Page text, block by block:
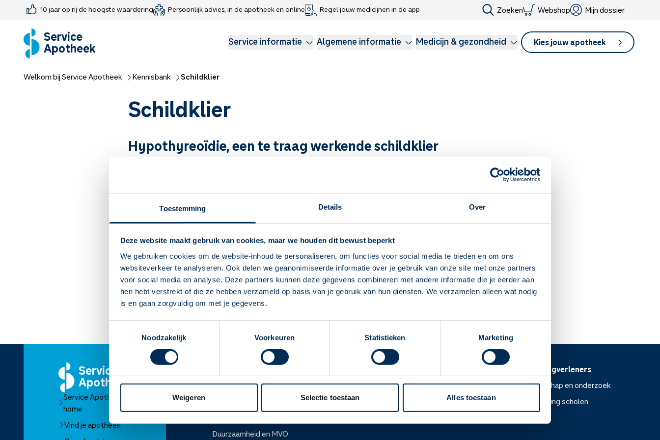
Toestemming Details Over
Deze website maakt gebruik van cookies, maar we houden dit bewust beperkt
We gebruiken cookies om de website-inhoud te personaliseren, om functies voor social media te bieden en om ons
websiteverkeer te analyseren. Ook delen we geanonimiseerde informatie over je gebruik van onze site met onze partners
voor social media en analyse. Deze partners kunnen deze gegevens combineren met andere informatie die je eerder aan
hen hebt verstrekt of die ze hebben verzameld op basis van je gebruik van hun diensten. We verzamelen alleen wat nodig
is en gaan zorgvuldig om met je gegevens.
Noodzakelijk
Voorkeuren Statistieken Marketing
Weigeren Selectie toestaan Alles toestaan
Deze Service Apotheek staat nu ingesteld als
jouw apotheek
Zo kan je makkelijk alle informatie vinden in het
10 jaar op rij de hoogste waardering Persoonlijk advies, in de apotheek en online Regel jouw medicijnen in de app Zoeken Webshop Mijn dossier
Service
Apotheek Service informatie Algemene informatie Medicijn & gezondheid Kies jouw apotheek
Farmaceutisch consult
Medicijn-APK
Webshop
Jouw medische gegevens delen
Klachtenregeling
Medicijnen voor kinderen
Longzorg
Welkom bij Service Apotheek Kennisbank Schildklier
Schildklier
Hypothyreoïdie, een te traag werkende schildklier
Te snel werkende schildklier: hyperthyreoïdie
een te snel werkende schildklier problemen opleveren wanneer je zwanger wilt worden of wilt sporten. Een te snel
werkende schildklier wordt hyperthyreoïdie genoemd.
Lees meer
Overgangsklachten of een schildklieraandoening?
Schildklieraandoeningen komen regelmatig voor bij vrouwen boven de 50 jaar. Hoe weet je of jouw klachten het gevolg
zijn van de overgang of door jouw schildklier komen?
Lees meer
Service
Apotheek
Service Apotheek
home
Vind je apotheek
Over Service Apotheek
Duurzaamheid en MVO
Werken bij het hoofdkantoor
Werken bij het hoofdkantoor
Voor zorgverleners
Wetenschap en onderzoek
Voorlichting scholen